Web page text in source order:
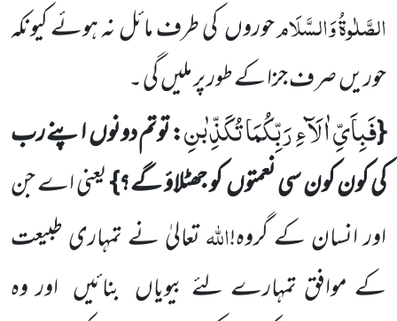
الصَّلٰوۃُوَالسَّلَامحوروںکی طرف مائل نہ ہوئے کیونکہ
حوریںصرف جزا کے طور پر ملیںگی ۔
{فَبِاَیِّ اٰلَآءِ رَبِّكُمَا تُكَذِّبٰنِ: توتم دونوںاپنے رب
کی کون کون سی نعمتوںکو جھٹلاؤ گے؟}یعنی اے جن
اور انسان کےگروہ!اللہتعالیٰ نےتمہاری طبیعت
کے موافق تمہارے لئے بیویاں بنائیں اور وہ